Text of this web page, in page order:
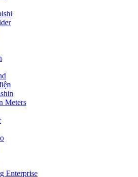
Meters
Enterprise